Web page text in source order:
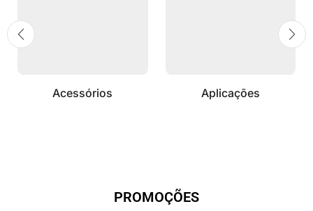
Acessórios Aplicações
PROMOÇÕES